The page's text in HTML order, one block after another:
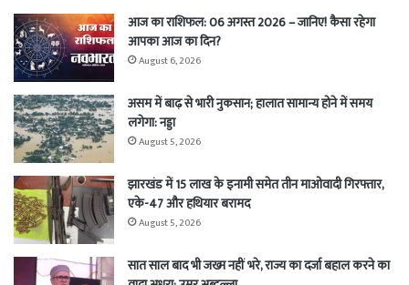
आज का राशिफल: 06 अगस्त 2026 – जानिए! कैसा रहेगा
आपका आज का दिन?
August 6, 2026
असम में बाढ़ से भारी नुकसान; हालात सामान्य होने में समय
लगेगा: नड्डा
August 5, 2026
झारखंड में 15 लाख के इनामी समेत तीन माओवादी गिरफ्तार,
एके-47 और हथियार बरामद
August 5, 2026
सात साल बाद भी जख्म नहीं भरे, राज्य का दर्जा बहाल करने का